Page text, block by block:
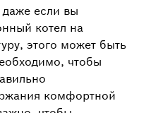
если вы
котел на
этого может быть
чтобы
комфортной